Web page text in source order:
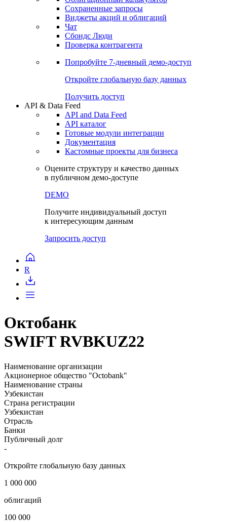
Сохраненные запросы
Виджеты акций и облигаций
Чат
Сбондс Люди
Проверка контрагента
Попробуйте 7-дневный демо-доступ
Откройте глобальную базу данных
Получить доступ
API & Data Feed
API and Data Feed
API каталог
Готовые модули интеграции
Документация
Кастомные проекты для бизнеса
Оцените структуру и качество данных
в публичном демо-доступе
DEMO
Получите индивидуальный доступ
к интересующим данным
Запросить доступ
R
Октобанк
SWIFT RVBKUZ22
Наименование организации
Акционерное общество "Octobank"
Наименование страны
Узбекистан
Страна регистрации
Узбекистан
Отрасль
Банки
Публичный долг
-
Откройте глобальную базу данных
1 000 000
облигаций
100 000